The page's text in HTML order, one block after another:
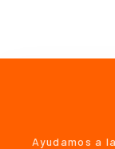
Ayudamos a